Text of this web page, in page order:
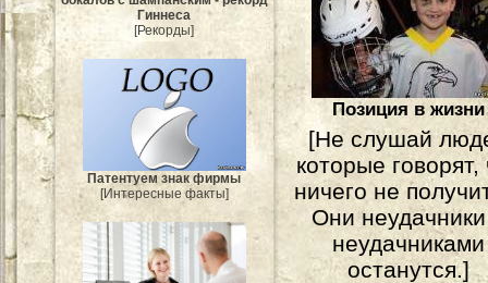
Гиннеса
[Рекорды]
Патентуем знак фирмы
[Интересные факты]
Позиция в жизни
[Не слушай
которые говорят,
ничего не
Они
неудачниками
останутся.]